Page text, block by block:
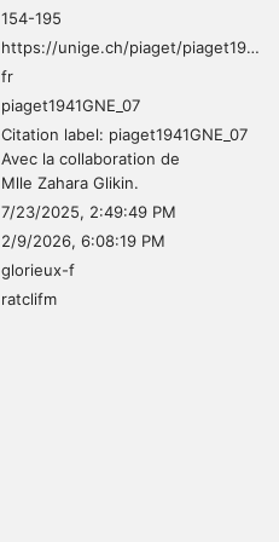
154-195
https://unige.ch/piaget/piaget1941GNE_07
fr
piaget1941GNE_07
Citation label: piaget1941GNE_07
Avec la collaboration de
Mlle Zahara Glikin.
7/23/2025, 2:49:49 PM
2/9/2026, 6:08:19 PM
glorieux-f
ratclifm